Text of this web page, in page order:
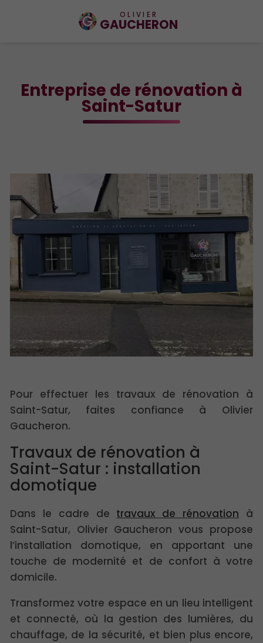
OLIVIER
GAUCHERON
Entreprise de rénovation à
Saint-Satur
Pour effectuer les travaux de rénovation à
Saint-Satur, faites confiance à Olivier
Gaucheron.
Travaux de rénovation à
Saint-Satur : installation
domotique
Dans le cadre de travaux de rénovation à
Saint-Satur, Olivier Gaucheron vous propose
l’installation domotique, en apportant une
touche de modernité et de confort à votre
domicile.
Transformez votre espace en un lieu intelligent
et connecté, où la gestion des lumières, du
chauffage, de la sécurité, et bien plus encore,